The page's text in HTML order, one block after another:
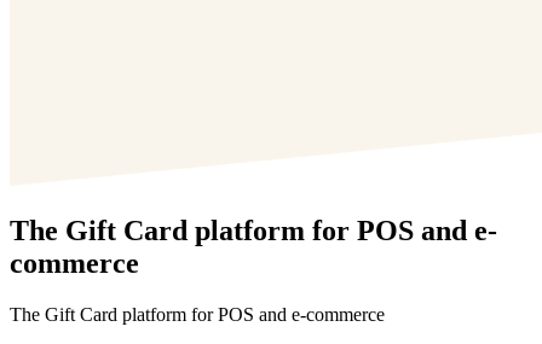
The Gift Card platform for POS and e-
commerce
The Gift Card platform for POS and e-commerce